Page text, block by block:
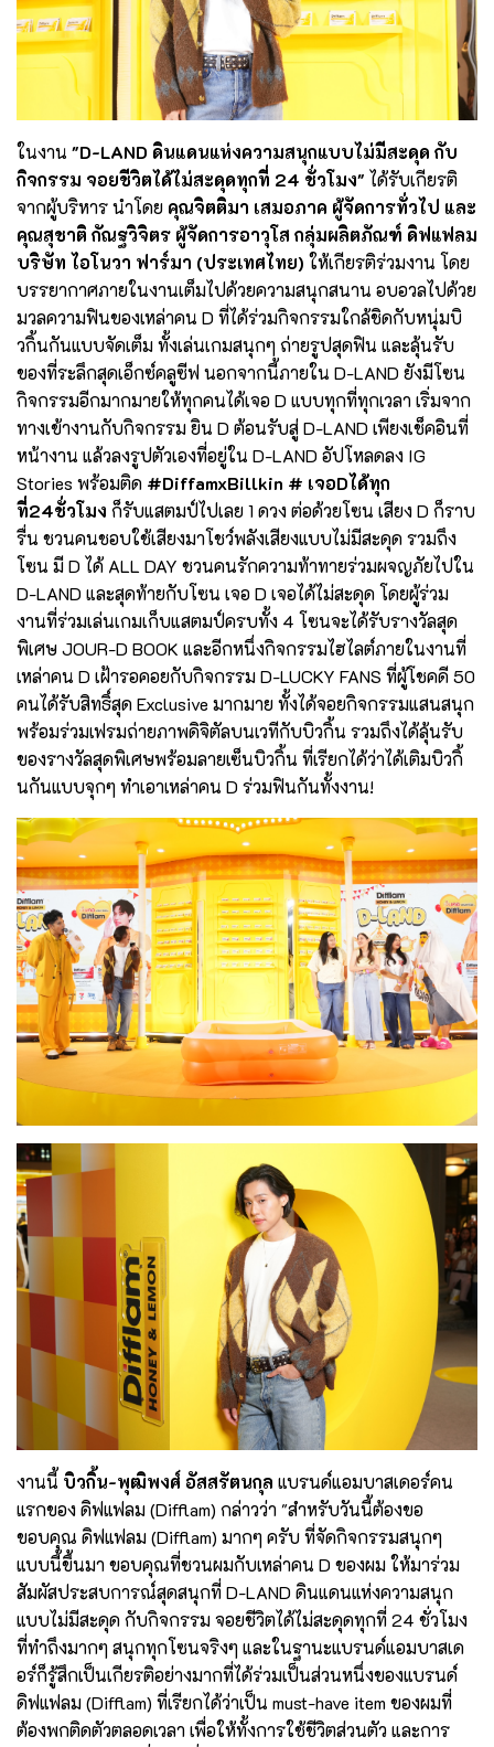
ในงาน "D-LAND ดินแดนแห่งความสนุกแบบไม่มีสะดุด กับ
กิจกรรม จอยชีวิตได้ไม่สะดุดทุกที่ 24 ชั่วโมง" ได้รับเกียรติ
จากผู้บริหาร นำโดย คุณจิตติมา เสมอภาค ผู้จัดการทั่วไป และ
คุณสุชาติ กัณฐวิจิตร ผู้จัดการอาวุโส กลุ่มผลิตภัณฑ์ ดิฟแฟลม
บริษัท ไอโนวา ฟาร์มา (ประเทศไทย) ให้เกียรติร่วมงาน โดย
บรรยากาศภายในงานเต็มไปด้วยความสนุกสนาน อบอวลไปด้วย
มวลความฟินของเหล่าคน D ที่ได้ร่วมกิจกรรมใกล้ชิดกับหนุ่มบิ
วกิ้นกันแบบจัดเต็ม ทั้งเล่นเกมสนุกๆ ถ่ายรูปสุดฟิน และลุ้นรับ
ของที่ระลึกสุดเอ็กซ์คลูซีฟ นอกจากนี้ภายใน D-LAND ยังมีโซน
กิจกรรมอีกมากมายให้ทุกคนได้เจอ D แบบทุกที่ทุกเวลา เริ่มจาก
ทางเข้างานกับกิจกรรม ยิน D ต้อนรับสู่ D-LAND เพียงเช็คอินที่
หน้างาน แล้วลงรูปตัวเองที่อยู่ใน D-LAND อัปโหลดลง IG
Stories พร้อมติด #DiffamxBillkin # เจอDได้ทุก
ที่24ชั่วโมง ก็รับแสตมป์ไปเลย 1 ดวง ต่อด้วยโซน เสียง D ก็ราบ
รื่น ชวนคนชอบใช้เสียงมาโชว์พลังเสียงแบบไม่มีสะดุด รวมถึง
โซน มี D ได้ ALL DAY ชวนคนรักความท้าทายร่วมผจญภัยไปใน
D-LAND และสุดท้ายกับโซน เจอ D เจอได้ไม่สะดุด โดยผู้ร่วม
งานที่ร่วมเล่นเกมเก็บแสตมป์ครบทั้ง 4 โซนจะได้รับรางวัลสุด
พิเศษ JOUR-D BOOK และอีกหนึ่งกิจกรรมไฮไลต์ภายในงานที่
เหล่าคน D เฝ้ารอคอยกับกิจกรรม D-LUCKY FANS ที่ผู้โชคดี 50
คนได้รับสิทธิ์สุด Exclusive มากมาย ทั้งได้จอยกิจกรรมแสนสนุก
พร้อมร่วมเฟรมถ่ายภาพดิจิตัลบนเวทีกับบิวกิ้น รวมถึงได้ลุ้นรับ
ของรางวัลสุดพิเศษพร้อมลายเซ็นบิวกิ้น ที่เรียกได้ว่าได้เติมบิวกิ้
นกันแบบจุกๆ ทำเอาเหล่าคน D ร่วมฟินกันทั้งงาน!
งานนี้ บิวกิ้น-พุฒิพงศ์ อัสสรัตนกุล แบรนด์แอมบาสเดอร์คน
แรกของ ดิฟแฟลม (Difflam) กล่าวว่า "สำหรับวันนี้ต้องขอ
ขอบคุณ ดิฟแฟลม (Difflam) มากๆ ครับ ที่จัดกิจกรรมสนุกๆ
แบบนี้ขึ้นมา ขอบคุณที่ชวนผมกับเหล่าคน D ของผม ให้มาร่วม
สัมผัสประสบการณ์สุดสนุกที่ D-LAND ดินแดนแห่งความสนุก
แบบไม่มีสะดุด กับกิจกรรม จอยชีวิตได้ไม่สะดุดทุกที่ 24 ชั่วโมง
ที่ทำถึงมากๆ สนุกทุกโซนจริงๆ และในฐานะแบรนด์แอมบาสเด
อร์ก็รู้สึกเป็นเกียรติอย่างมากที่ได้ร่วมเป็นส่วนหนึ่งของแบรนด์
ดิฟแฟลม (Difflam) ที่เรียกได้ว่าเป็น must-have item ของผมที่
ต้องพกติดตัวตลอดเวลา เพื่อให้ทั้งการใช้ชีวิตส่วนตัว และการ